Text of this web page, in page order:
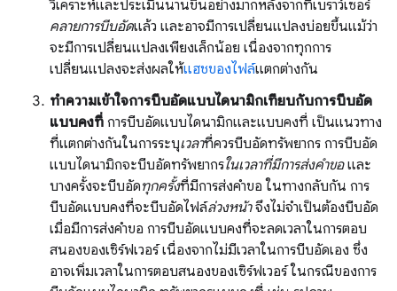
วิเคราะห์และประเมินนานขึ้นอย่างมากหลังจากที่เบราว์เซอร์
คลายการบีบอัดแล้ว และอาจมีการเปลี่ยนแปลงบ่อยขึ้นแม้ว่า
จะมีการเปลี่ยนแปลงเพียงเล็กน้อย เนื่องจากทุกการ
เปลี่ยนแปลงจะส่งผลให้แฮชของไฟล์แตกต่างกัน
ทําความเข้าใจการบีบอัดแบบไดนามิกเทียบกับการบีบอัด
แบบคงที่ การบีบอัดแบบไดนามิกและแบบคงที่ เป็นแนวทาง
ที่แตกต่างกันในการระบุเวลาที่ควรบีบอัดทรัพยากร การบีบอัด
แบบไดนามิกจะบีบอัดทรัพยากรในเวลาที่มีการส่งคำขอและ
บางครั้งจะบีบอัดทุกครั้งที่มีการส่งคำขอ ในทางกลับกัน การ
บีบอัดแบบคงที่จะบีบอัดไฟล์ล่วงหน้าจึงไม่จำเป็นต้องบีบอัด
เมื่อมีการส่งคำขอ การบีบอัดแบบคงที่จะลดเวลาในการตอบ
สนองของเซิร์ฟเวอร์ เนื่องจากไม่มีเวลาในการบีบอัดเอง ซึ่ง
อาจเพิ่มเวลาในการตอบสนองของเซิร์ฟเวอร์ ในกรณีของการ